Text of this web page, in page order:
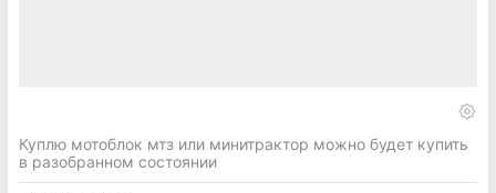
Куплю мотоблок мтз или минитрактор можно будет купить
в разобранном состоянии